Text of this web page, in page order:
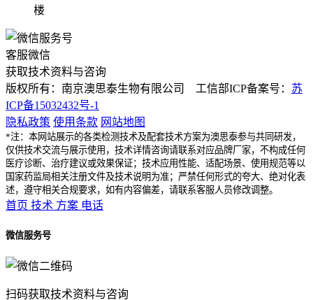
楼
客服微信
获取技术资料与咨询
版权所有：南京澳思泰生物有限公司 工信部ICP备案号： 苏
ICP备15032432号-1
隐私政策 使用条款 网站地图
*注：本网站展示的各类检测技术及配套技术方案为澳思泰参与共同研发，
仅供技术交流与展示使用，技术详情咨询请联系对应品牌厂家，不构成任何
医疗诊断、治疗建议或效果保证；技术应用性能、适配场景、使用规范等以
国家药监局相关注册文件及技术说明为准；严禁任何形式的夸大、绝对化表
述，遵守相关合规要求，如有内容偏差，请联系客服人员修改调整。
首页 技术 方案 电话
微信服务号
扫码获取技术资料与咨询